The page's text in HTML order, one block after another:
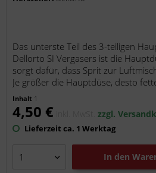
Das unterste Teil des 3-teiligen
Dellorto SI Vergasers ist die
sorgt dafür, dass Sprit zur
Je größer die Hauptdüse, desto
Inhalt 1
4,50 € inkl. MwSt.zzgl.
Lieferzeit ca. 1 Werktag
In den